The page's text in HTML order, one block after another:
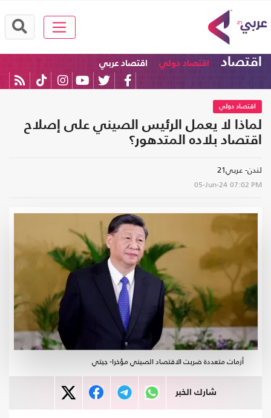
اقتصاد اقتصاد دولي اقتصاد عربي
اقتصاد دولي
لماذا لا يعمل الرئيس الصيني على إصلاح
اقتصاد بلاده المتدهور؟
لندن- عربي21
05-Jun-24 07:02 PM
أزمات متعددة ضربت الاقتصاد الصيني مؤخرا- جيتي
شارك الخبر